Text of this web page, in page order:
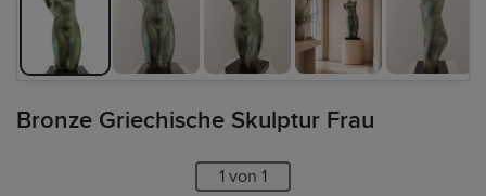
Bronze Griechische Skulptur Frau
1 von 1